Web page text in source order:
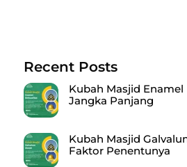
Recent Posts
Kubah Masjid
Jangka Panjang
Kubah Masjid
Faktor Penentunya